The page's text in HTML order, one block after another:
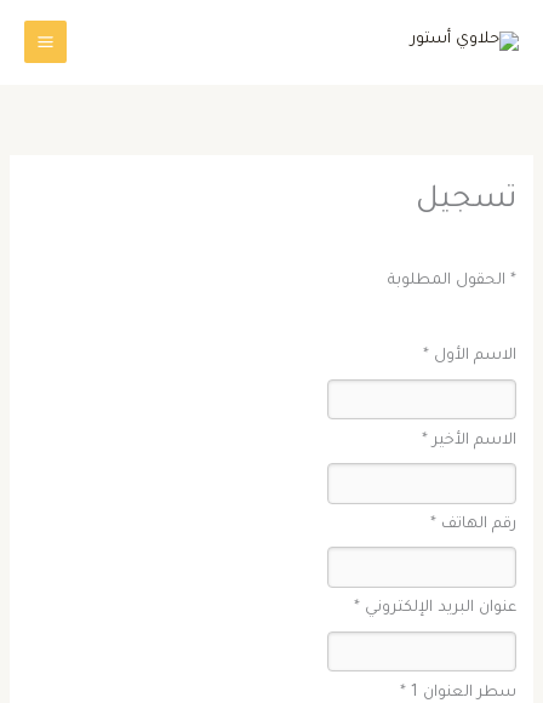
تسجيل
* الحقول المطلوبة
الاسم الأول *
الاسم الأخير *
رقم الهاتف *
عنوان البريد الإلكتروني *
سطر العنوان 1 *